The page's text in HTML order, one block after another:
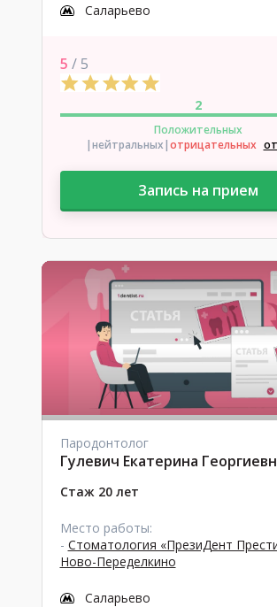
Саларьево
5 / 5
2
Положительных
|нейтральных|отрицательных
Запись на прием
Пародонтолог
Гулевич Екатерина
Стаж 20 лет
Место работы:
- Стоматология «ПрезиДент
Ново-Переделкино
Саларьево